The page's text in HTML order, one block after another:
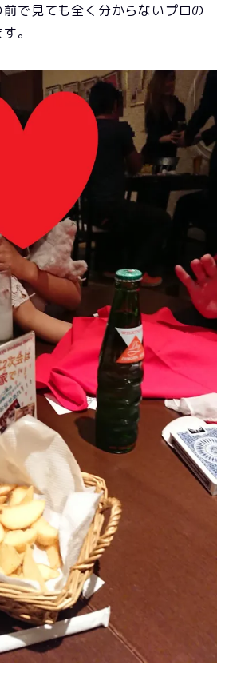
で見ても全く分からないプロの
。